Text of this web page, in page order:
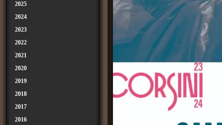
2025
2024
2023
2022
2021
2020
2019
2018
2017
2016